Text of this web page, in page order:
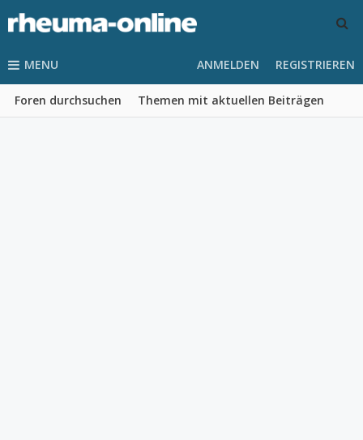
MENU
Foren durchsuchen Themen mit aktuellen Beiträgen
ANMELDEN REGISTRIEREN